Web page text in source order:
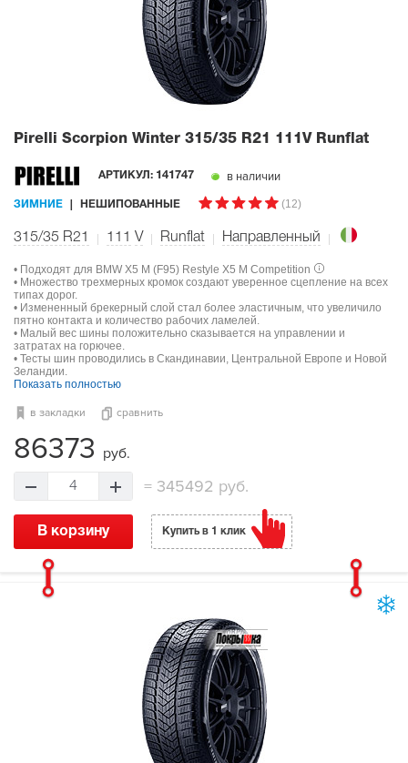
Pirelli Scorpion Winter 315/35 R21 111V Runflat
АРТИКУЛ: 141747 в наличии
ЗИМНИЕ НЕШИПОВАННЫЕ (12)
315/35 R21 111 V Runflat Направленный
• Подходят для BMW X5 M (F95) Restyle X5 M Competition
• Множество трехмерных кромок создают уверенное сцепление на всех
типах дорог.
• Измененный брекерный слой стал более эластичным, что увеличило
пятно контакта и количество рабочих ламелей.
• Малый вес шины положительно сказывается на управлении и
затратах на горючее.
• Тесты шин проводились в Скандинавии, Центральной Европе и Новой
Зеландии.
Показать полностью
в закладки сравнить
86373 руб.
4 = 345492 руб.
В корзину Купить в 1 клик